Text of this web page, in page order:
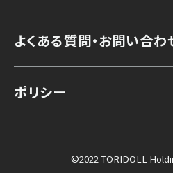
よくある質問・お問い合わ
ポリシー
©2022 TORIDOLL